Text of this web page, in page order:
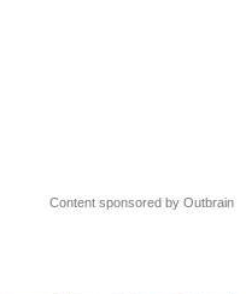
Content sponsored by Outbrain